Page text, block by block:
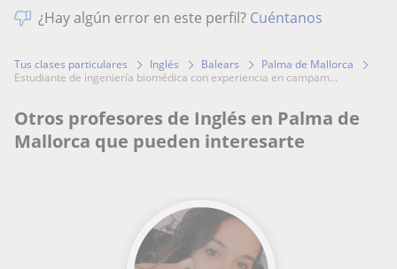
¿Hay algún error en este perfil? Cuéntanos
Tus clases particulares Inglés Balears
Palma de Mallorca
estudiante de ingeniería biomédica con experiencia en campam...
Otros profesores de Inglés en Palma de
Mallorca que pueden interesarte